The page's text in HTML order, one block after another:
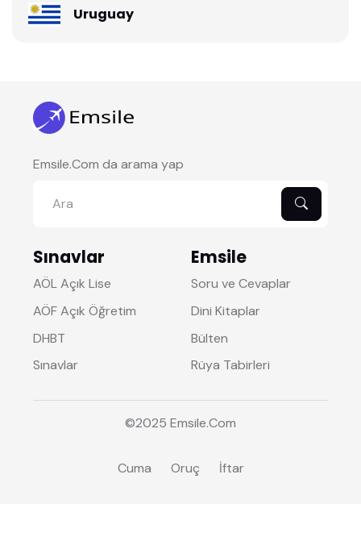
Uruguay
Emsile.Com da arama yap
Sınavlar
AÖL Açık Lise
AÖF Açık Öğretim
DHBT
Sınavlar
Emsile
Soru ve Cevaplar
Dini Kitaplar
Bülten
Rüya Tabirleri
©2025 Emsile.Com
Cuma Oruç İftar